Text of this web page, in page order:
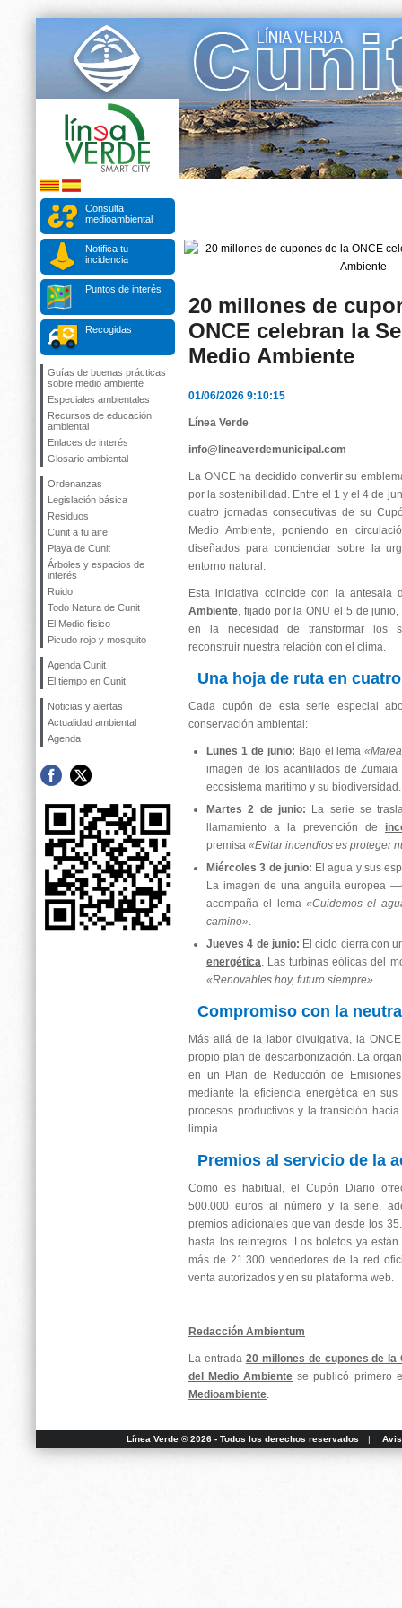
Consulta
medioambiental
Notifica tu
incidencia
Puntos de interés
Recogidas
Guías de buenas prácticas
sobre medio ambiente
Especiales ambientales
Recursos de educación
ambiental
Enlaces de interés
Glosario ambiental
Ordenanzas
Legislación básica
Residuos
Cunit a tu aire
Playa de Cunit
Árboles y espacios de
interés
Ruido
Todo Natura de Cunit
El Medio físico
Picudo rojo y mosquito
Agenda Cunit
El tiempo en Cunit
Noticias y alertas
Actualidad ambiental
Agenda
20 millones de
ONCE celebran la
Medio Ambiente
01/06/2026 9:10:15
Línea Verde
info@lineaverdemunicipal.com
La ONCE ha decidido convertir su
por la sostenibilidad. Entre el 1 y el 4 de
cuatro jornadas consecutivas de su
Medio Ambiente, poniendo en
diseñados para concienciar sobre la
entorno natural.
Esta iniciativa coincide con la antesala
Ambiente, fijado por la ONU el 5 de
en la necesidad de transformar los
reconstruir nuestra relación con el clima.
Una hoja de ruta en
Cada cupón de esta serie especial
conservación ambiental:
Lunes 1 de junio: Bajo el lema
imagen de los acantilados de
ecosistema marítimo y su biodiversidad.
Martes 2 de junio: La serie se
llamamiento a la prevención de
premisa «Evitar incendios es proteger
Miércoles 3 de junio: El agua y sus
La imagen de una anguila europea
acompaña el lema«Cuidemos el
camino».
Jueves 4 de junio: El ciclo cierra con
energética. Las turbinas eólicas del
«Renovables hoy, futuro siempre».
Compromiso con la
Más allá de la labor divulgativa, la
propio plan de descarbonización. La
en un Plan de Reducción de
mediante la eficiencia energética en
procesos productivos y la transición
limpia.
Premios al servicio de la
Como es habitual, el Cupón Diario
500.000 euros al número y la serie,
premios adicionales que van desde los
hasta los reintegros. Los boletos ya
más de 21.300 vendedores de la red
venta autorizados y en su plataforma web.
Redacción Ambientum
La entrada 20 millones de cupones de la
del Medio Ambiente se publicó primero
Medioambiente.
Línea Verde ® 2026 - Todos los derechos reservados |